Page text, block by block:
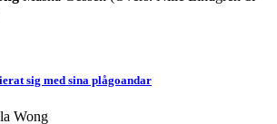
sig med sina plågoandar
Wong